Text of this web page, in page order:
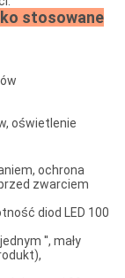
stosowane
oświetlenie
ochrona
zwarciem
diod LED 100
'', mały